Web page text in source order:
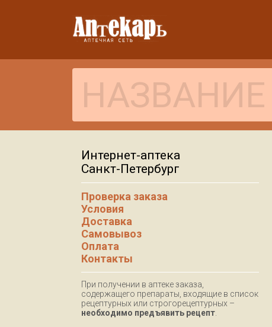
Интернет-аптека
Санкт-Петербург
Проверка заказа
Условия
Доставка
Самовывоз
Оплата
Контакты
При получении в аптеке заказа,
содержащего препараты, входящие в список
рецептурных или строгорецептурных –
необходимо предъявить рецепт